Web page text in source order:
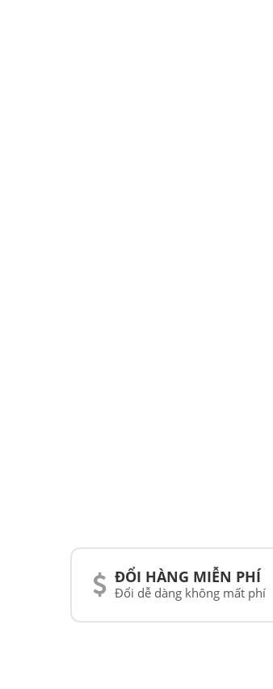
ĐỔI HÀNG MIỄN PHÍ
Đổi dễ dàng không mất phí